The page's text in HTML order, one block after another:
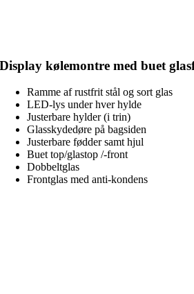
Display kølemontre med buet
Ramme af rustfrit stål og sort glas
LED-lys under hver hylde
Justerbare hylder (i trin)
Glasskydedøre på bagsiden
Justerbare fødder samt hjul
Buet top/glastop /-front
Dobbeltglas
Frontglas med anti-kondens